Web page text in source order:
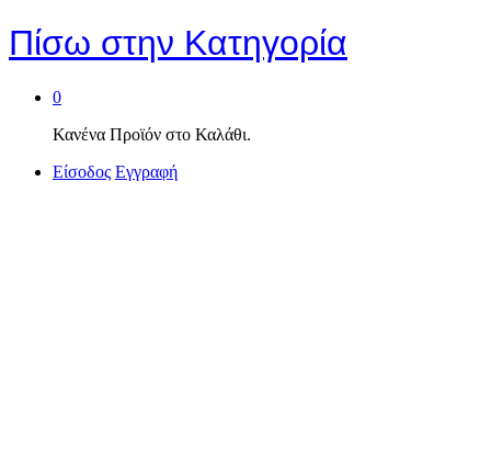
Πίσω στην Κατηγορία
0
Κανένα Προϊόν στο Καλάθι.
Είσοδος Εγγραφή